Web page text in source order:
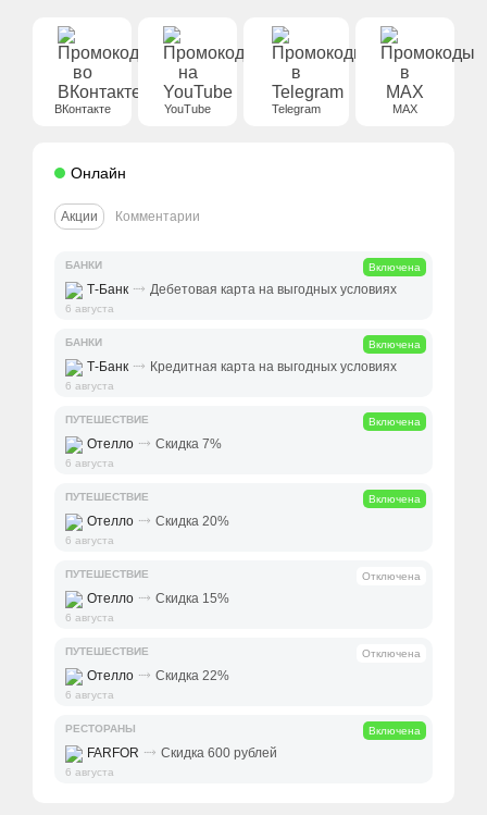
ВКонтакте YouTube Telegram MAX
Онлайн
Акции Комментарии
БАНКИ Включена
Т-Банк ⤑ Дебетовая карта на выгодных условиях
6 августа
БАНКИ Включена
Т-Банк ⤑ Кредитная карта на выгодных условиях
6 августа
ПУТЕШЕСТВИЕ Включена
Отелло ⤑ Скидка 7%
6 августа
ПУТЕШЕСТВИЕ Включена
Отелло ⤑ Скидка 20%
6 августа
ПУТЕШЕСТВИЕ Отключена
Отелло ⤑ Скидка 15%
6 августа
ПУТЕШЕСТВИЕ Отключена
Отелло ⤑ Скидка 22%
6 августа
РЕСТОРАНЫ Включена
FARFOR ⤑ Скидка 600 рублей
6 августа